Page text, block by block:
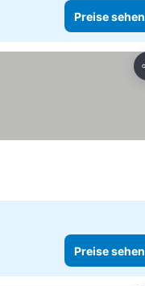
Preise sehen
Preise sehen